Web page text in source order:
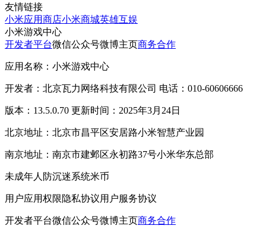
友情链接
小米应用商店小米商城英雄互娱
小米游戏中心
开发者平台微信公众号微博主页商务合作
应用名称：小米游戏中心
开发者：北京瓦力网络科技有限公司 电话：010-60606666
版本：13.5.0.70 更新时间：2025年3月24日
北京地址：北京市昌平区安居路小米智慧产业园
南京地址：南京市建邺区永初路37号小米华东总部
未成年人防沉迷系统米币
用户应用权限隐私协议用户服务协议
开发者平台微信公众号微博主页商务合作